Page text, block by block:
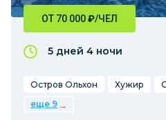
ОТ 70 000₽/ЧЕЛ
5 дней 4 ночи
Остров Ольхон Хужир
еще 9